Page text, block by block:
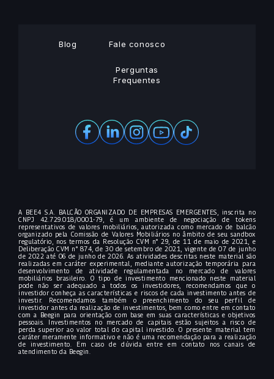
Blog Fale conosco
Perguntas
Frequentes
A BEE4 S.A. BALCÃO ORGANIZADO DE EMPRESAS EMERGENTES, inscrita no
CNPJ 42.729.018/0001-79, é um ambiente de negociação de tokens
representativos de valores mobiliários, autorizada como mercado de balcão
organizado pela Comissão de Valores Mobiliários no âmbito de seu sandbox
regulatório, nos termos da Resolução CVM n° 29, de 11 de maio de 2021, e
Deliberação CVM n° 874, de 30 de setembro de 2021, vigente de 07 de junho
de 2022 até 06 de junho de 2026. As atividades descritas neste material são
realizadas em caráter experimental, mediante autorização temporária para
desenvolvimento de atividade regulamentada no mercado de valores
mobiliários brasileiro. O tipo de investimento mencionado neste material
pode não ser adequado a todos os investidores, recomendamos que o
investidor conheça as características e riscos de cada investimento antes de
investir. Recomendamos também o preenchimento do seu perfil de
investidor antes da realização de investimentos, bem como entre em contato
com a Beegin para orientação com base em suas características e objetivos
pessoais. Investimentos no mercado de capitais estão sujeitos a risco de
perda superior ao valor total do capital investido. O presente material tem
caráter meramente informativo e não é uma recomendação para a realização
de investimento. Em caso de dúvida entre em contato nos canais de
atendimento da Beegin.